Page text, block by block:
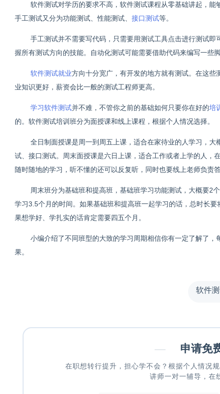
软件测试对学历的要求不高，软件测试课程从零基础讲起，
手工测试又分为功能测试、性能测试、 接口测试等。
手工测试并不需要写代码，只需要用测试工具点击进行测试
握所有测试方向的技能。自动化测试可能需要借助代码来编写一些
软件测试就业方向十分宽广，有开发的地方就有测试。在这
业知识更好，薪资会比一般的测试工程师更高。
学习软件测试并不难，不管你之前的基础如何只要你在好的培
的。软件测试培训班分为面授课和线上课程，根据个人情况选择。
全日制面授课是周一到周五上课，适合在家待业的人学习，
试、接口测试。周末面授课是六日上课，适合工作或者上学的人
随时随地的学习，听不懂的还可以反复听，同时也要线上老师负责
周末班分为基础班和提高班，基础班学习功能测试，大概要2
学习3.5个月的时间。如果基础班和提高班一起学习的话，总时长
果想学好、学扎实的话肯定需要四五个月。
小编介绍了不同班型的大致的学习周期相信你有一定了解了
果。
软件
— 申请免
在职想转行提升，担心学不会？根据个人情况
讲师一对一辅导，在